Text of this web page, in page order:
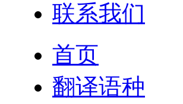
联系我们
首页
翻译语种